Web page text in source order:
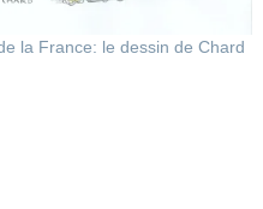
la France: le dessin de Chard